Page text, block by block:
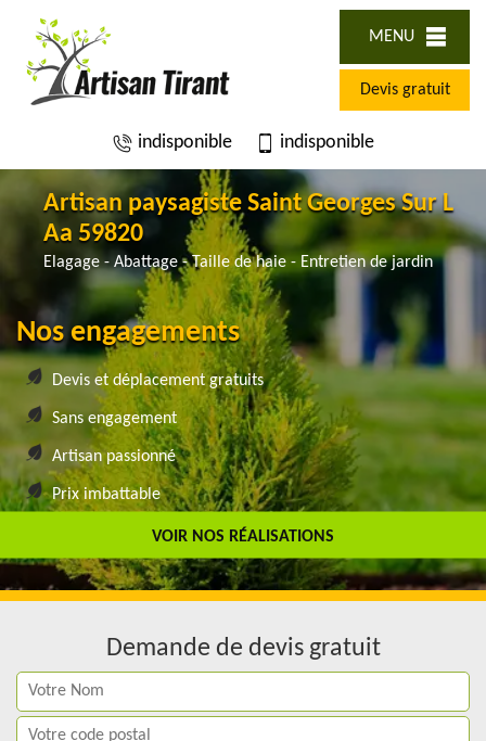
MENU
Devis gratuit
indisponible indisponible
Artisan paysagiste Saint Georges Sur L
Aa 59820
Elagage - Abattage - Taille de haie - Entretien de jardin
VOIR NOS RÉALISATIONS
Nos engagements
Devis et déplacement gratuits
Sans engagement
Artisan passionné
Prix imbattable
Travail de qualité
Demande de devis gratuit